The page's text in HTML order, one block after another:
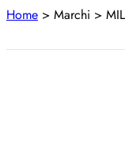
Home > Marchi >